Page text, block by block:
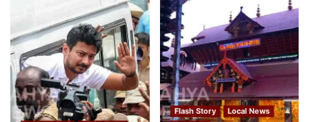
Flash Story
Local News